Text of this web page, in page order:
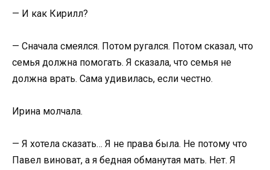
— И как Кирилл?
— Сначала смеялся. Потом ругался. Потом сказал, что
семья должна помогать. Я сказала, что семья не
должна врать. Сама удивилась, если честно.
Ирина молчала.
— Я хотела сказать… Я не права была. Не потому что
Павел виноват, а я бедная обманутая мать. Нет. Я